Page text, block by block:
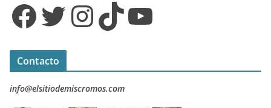
Facebook Twitter InstagramTikTok YouTube
Contacto
info@elsitiodemiscromos.com